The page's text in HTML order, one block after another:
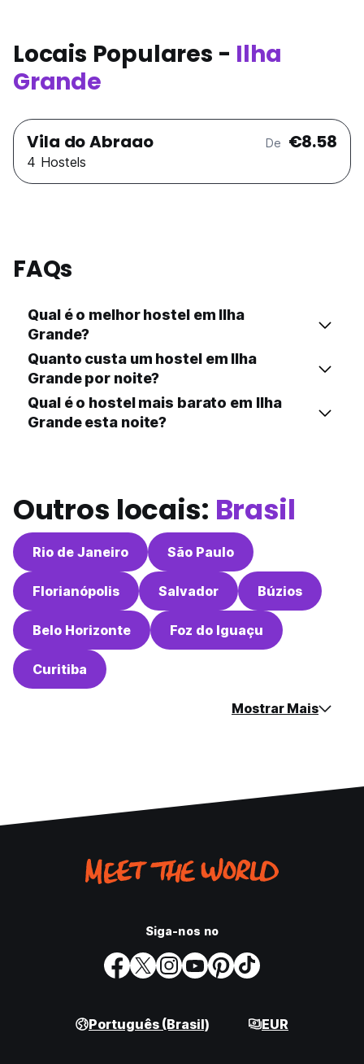
Locais Populares - Ilha
Grande
Vila do Abraao De €8.58
4 Hostels
FAQs
Qual é o melhor hostel em Ilha
Grande?
Quanto custa um hostel em Ilha
Grande por noite?
Qual é o hostel mais barato em Ilha
Grande esta noite?
Outros locais: Brasil
Rio de Janeiro São Paulo
Florianópolis Salvador Búzios
Belo Horizonte Foz do Iguaçu
Curitiba
Mostrar Mais
Siga-nos no
Português (Brasil) EUR